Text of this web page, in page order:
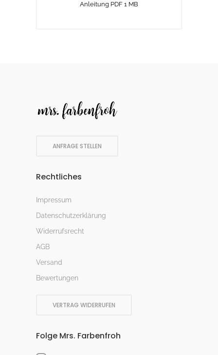
Anleitung PDF 1 MB
ANFRAGE STELLEN
Rechtliches
Impressum
Datenschutzerklärung
Widerrufsrecht
AGB
Versand
Bewertungen
VERTRAG WIDERRUFEN
Folge Mrs. Farbenfroh